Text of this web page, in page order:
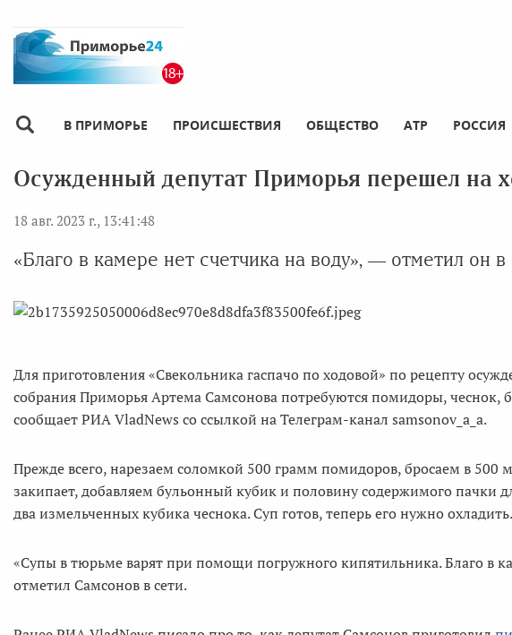
В ПРИМОРЬЕ ПРОИСШЕСТВИЯ ОБЩЕСТВО АТР РОССИЯ
Осужденный депутат Приморья перешел на
18 авг. 2023 г., 13:41:48
«Благо в камере нет счетчика на воду», — отметил он в
Для приготовления «Свекольника гаспачо по ходовой» по рецепту
собрания Приморья Артема Самсонова потребуются помидоры, чеснок,
сообщает РИА VladNews со ссылкой на Телеграм-канал samsonov_a_a.
Прежде всего, нарезаем соломкой 500 грамм помидоров, бросаем в 500
закипает, добавляем бульонный кубик и половину содержимого пачки
два измельченных кубика чеснока. Суп готов, теперь его нужно охладить.
«Супы в тюрьме варят при помощи погружного кипятильника. Благо в
отметил Самсонов в сети.